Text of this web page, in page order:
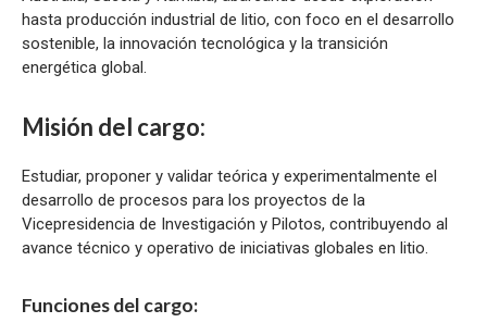
hasta producción industrial de litio, con foco en el desarrollo
sostenible, la innovación tecnológica y la transición
energética global.
Misión del cargo:
Estudiar, proponer y validar teórica y experimentalmente el
desarrollo de procesos para los proyectos de la
Vicepresidencia de Investigación y Pilotos, contribuyendo al
avance técnico y operativo de iniciativas globales en litio.
Funciones del cargo: